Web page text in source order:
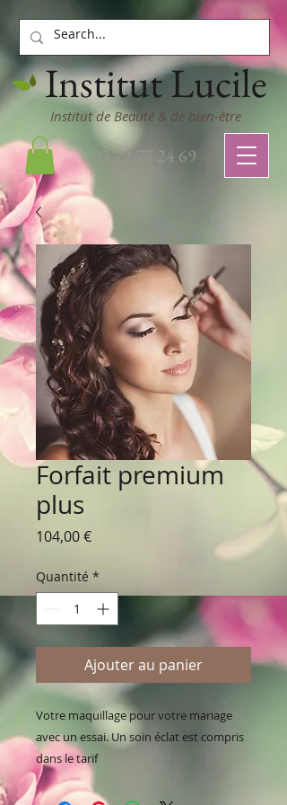
Institut Lucile
Institut de Beauté & de bien-être
03 22 77 24 69
Forfait premium
plus
104,00 €Prix
Quantité *
Ajouter au panier
Votre maquillage pour votre mariage
avec un essai. Un soin éclat est compris
dans le tarif